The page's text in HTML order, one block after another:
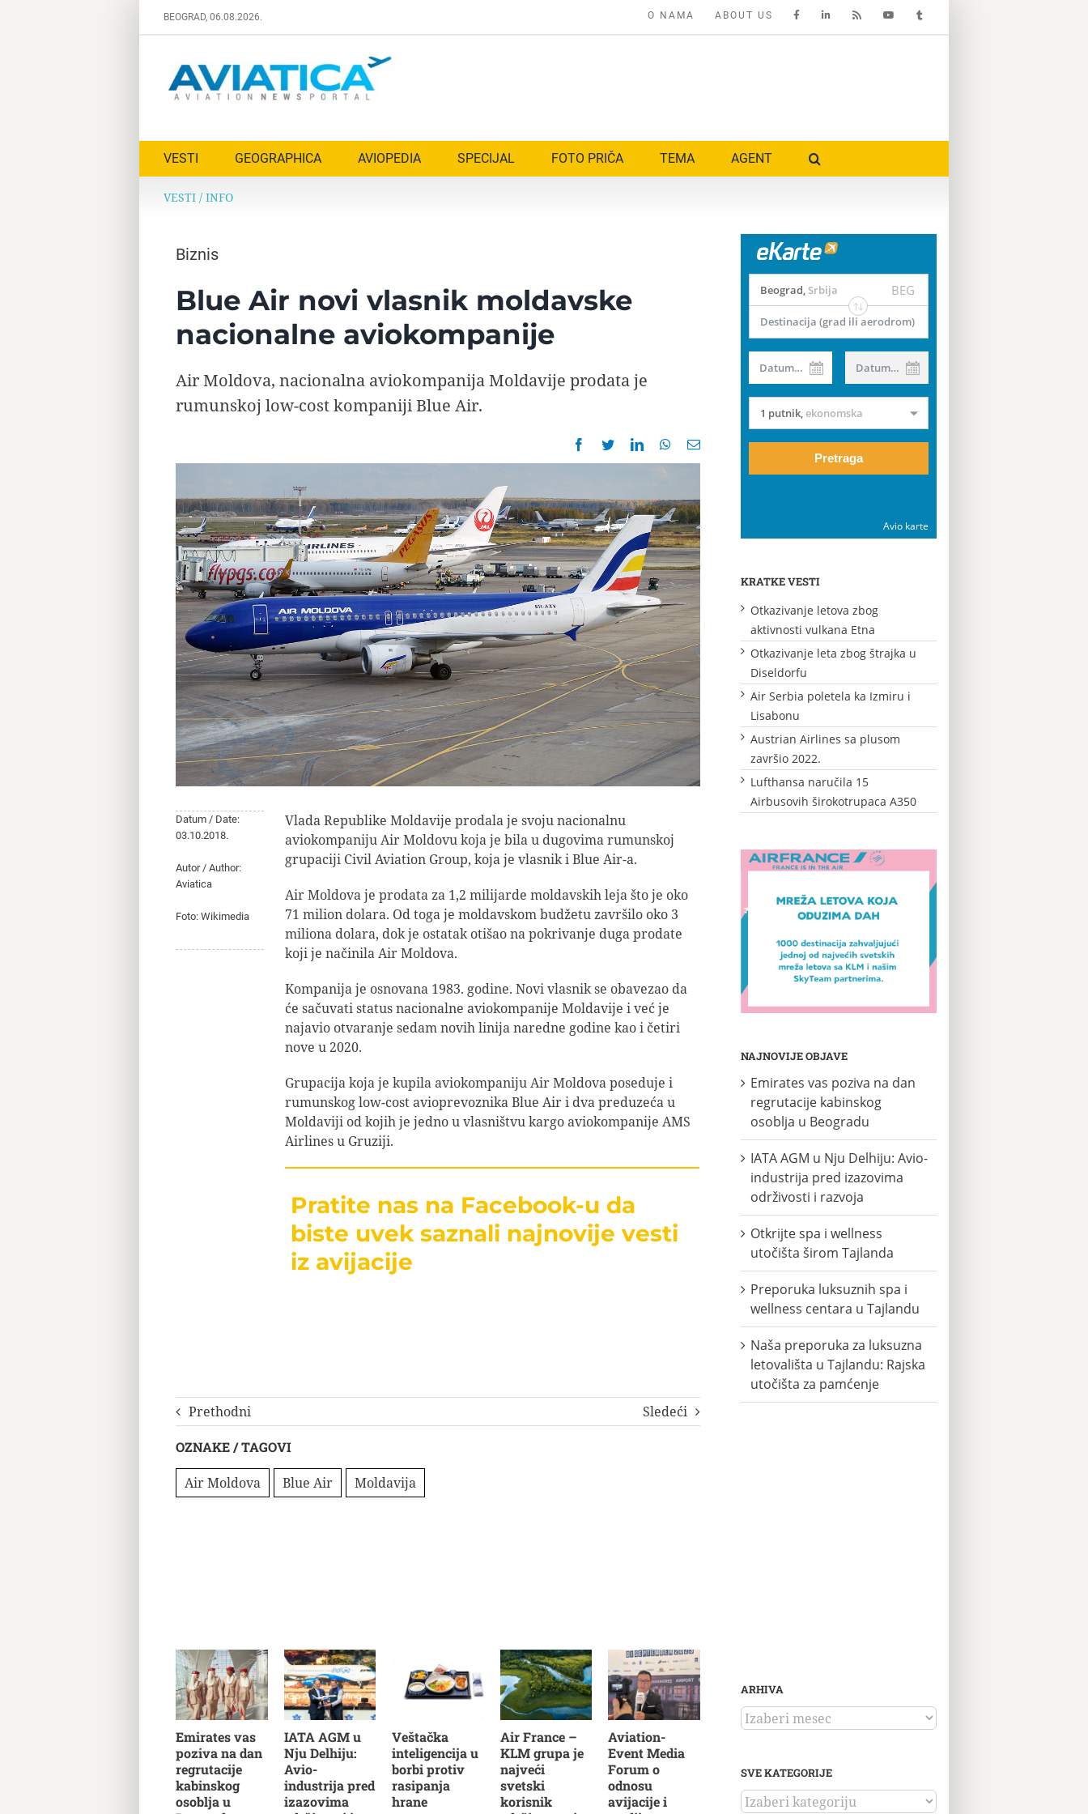
BEOGRAD, 06.08.2026. O NAMA ABOUT US
VESTI GEOGRAPHICA AVIOPEDIA SPECIJAL FOTO PRIČA TEMA AGENT
VESTI/ INFO
Biznis
Blue Air novi vlasnik moldavske
nacionalne aviokompanije
Air Moldova, nacionalna aviokompanija Moldavije prodata je
rumunskoj low-cost kompaniji Blue Air.
Datum / Date:
03.10.2018.
Autor / Author:
Aviatica
Foto: Wikimedia
Vlada Republike Moldavije prodala je svoju nacionalnu
aviokompaniju Air Moldovu koja je bila u dugovima rumunskoj
grupaciji Civil Aviation Group, koja je vlasnik i Blue Air-a.
Air Moldova je prodata za 1,2 milijarde moldavskih leja što je oko
71 milion dolara. Od toga je moldavskom budžetu završilo oko 3
miliona dolara, dok je ostatak otišao na pokrivanje duga prodate
koji je načinila Air Moldova.
Kompanija je osnovana 1983. godine. Novi vlasnik se obavezao da
će sačuvati status nacionalne aviokompanije Moldavije i već je
najavio otvaranje sedam novih linija naredne godine kao i četiri
nove u 2020.
Grupacija koja je kupila aviokompaniju Air Moldova poseduje i
rumunskog low-cost avioprevoznika Blue Air i dva preduzeća u
Moldaviji od kojih je jedno u vlasništvu kargo aviokompanije AMS
Airlines u Gruziji.
Pratite nas na Facebook-u da
biste uvek saznali najnovije vesti
iz avijacije
Prethodni Sledeći
OZNAKE / TAGOVI
Air Moldova Blue Air Moldavija
Emirates vas
poziva na dan
regrutacije
kabinskog
osoblja u
IATA AGM u
Nju Delhiju:
Avio-
industrija pred
izazovima
Veštačka
inteligencija u
borbi protiv
rasipanja
hrane
Air France –
KLM grupa je
najveći
svetski
korisnik
Aviation-
Event Media
Forum o
odnosu
avijacije i
Beograd, Srbija BEG
Destinacija (grad ili aerodrom)
Datum od Datum do
1 putnik,ekonomska
Pretraga
Avio karte
KRATKE VESTI
Otkazivanje letova zbog
aktivnosti vulkana Etna
Otkazivanje leta zbog štrajka u
Diseldorfu
Air Serbia poletela ka Izmiru i
Lisabonu
Austrian Airlines sa plusom
završio 2022.
Lufthansa naručila 15
Airbusovih širokotrupaca A350
NAJNOVIJE OBJAVE
Emirates vas poziva na dan
regrutacije kabinskog
osoblja u Beogradu
IATA AGM u Nju Delhiju: Avio-
industrija pred izazovima
održivosti i razvoja
Otkrijte spa i wellness
utočišta širom Tajlanda
Preporuka luksuznih spa i
wellness centara u Tajlandu
Naša preporuka za luksuzna
letovališta u Tajlandu: Rajska
utočišta za pamćenje
ARHIVA
ARHIVA
SVE KATEGORIJE
SVE